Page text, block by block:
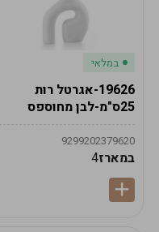
במלאי
19626-אגרטל רות
25ס"מ-לבן מחוספס
9299202379620
במארז4